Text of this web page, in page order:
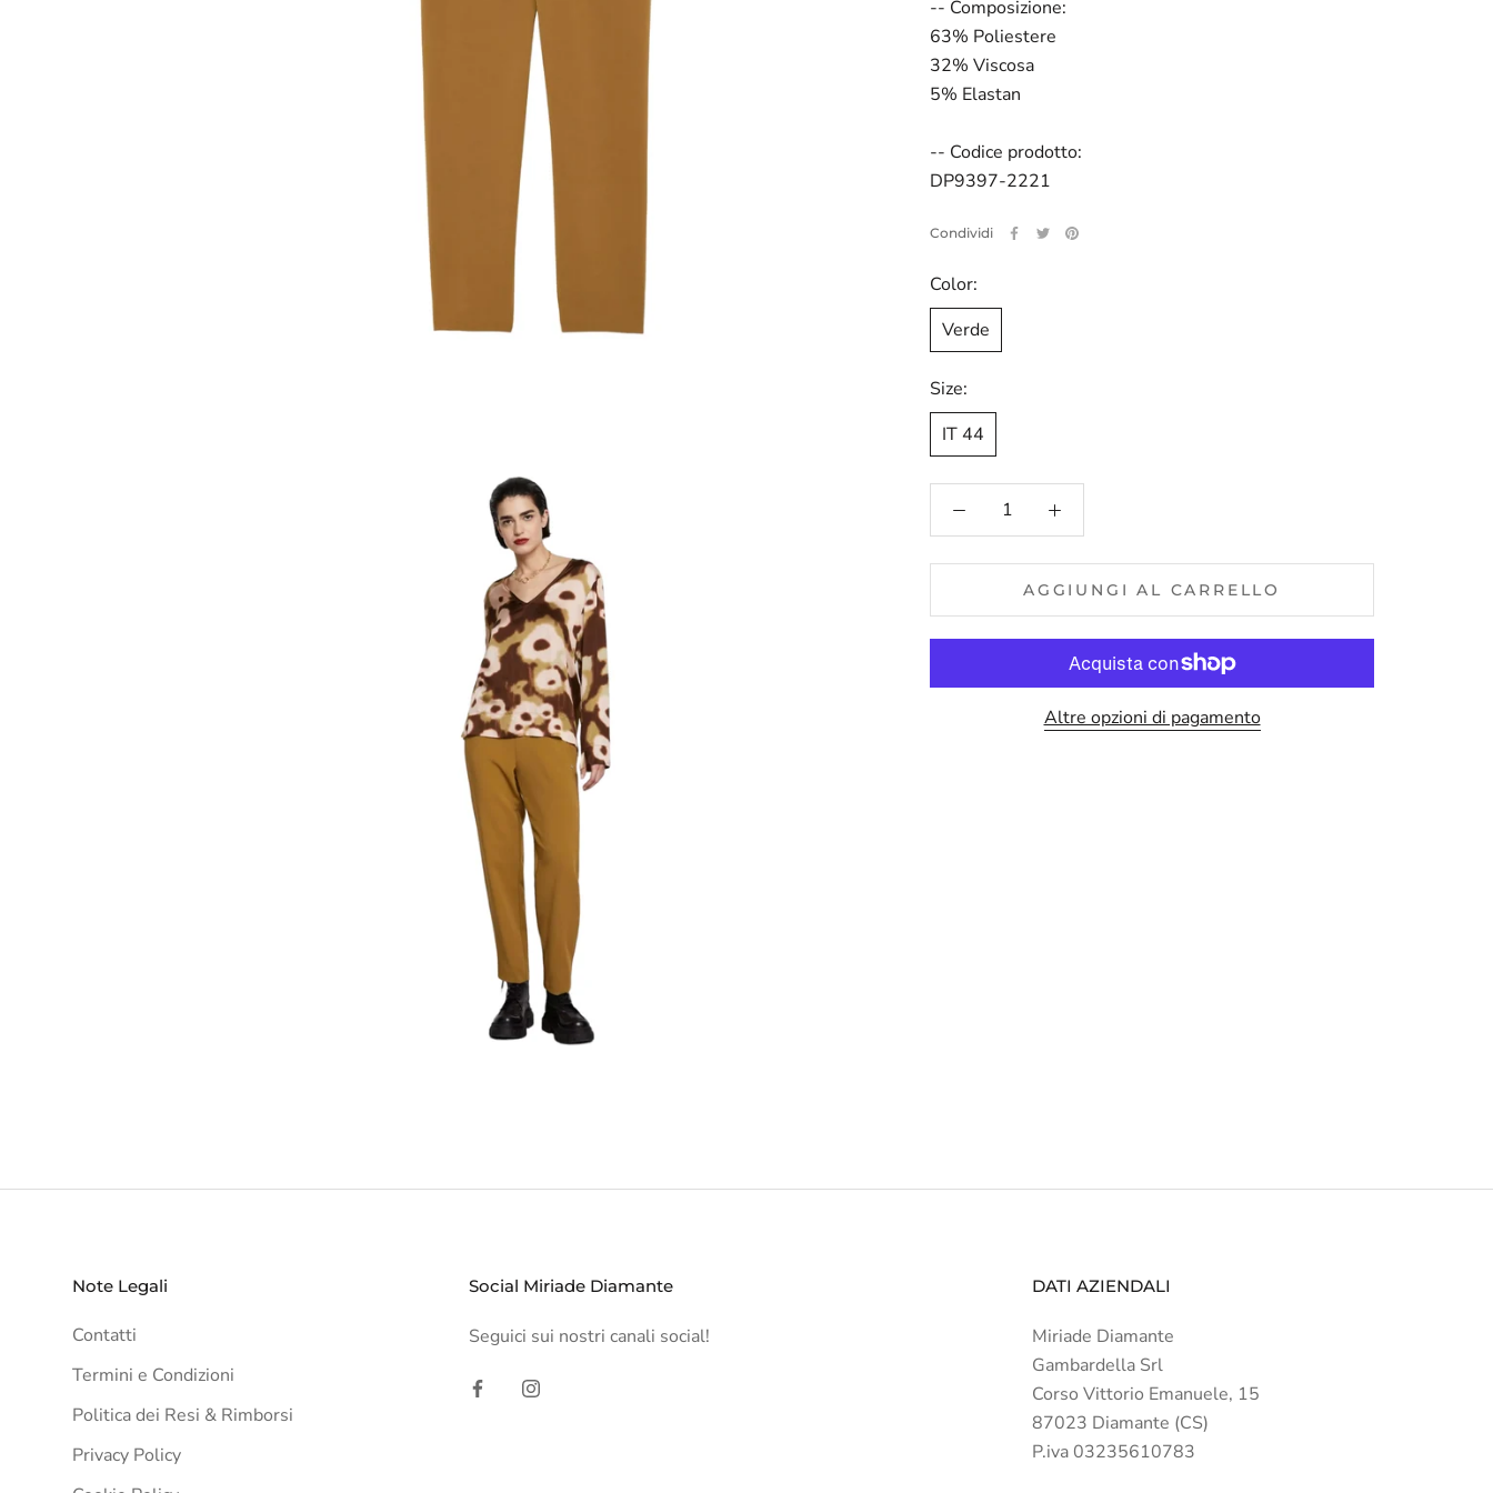
-- Composizione:
63% Poliestere
32% Viscosa
5% Elastan
-- Codice prodotto:
DP9397-2221
Condividi
Color:
Verde
Size:
IT 44
AGGIUNGI AL CARRELLO
Altre opzioni di pagamento
Note Legali
Contatti
Termini e Condizioni
Politica dei Resi & Rimborsi
Privacy Policy
Social Miriade Diamante
Seguici sui nostri canali social!
DATI AZIENDALI
Miriade Diamante
Gambardella Srl
Corso Vittorio Emanuele, 15
87023 Diamante (CS)
P.iva 03235610783